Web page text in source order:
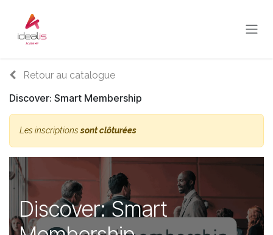
Retour au catalogue
Discover: Smart Membership
Les inscriptionssont clôturées
Discover: Smart